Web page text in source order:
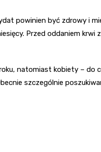
powinien być zdrowy i
Przed oddaniem krwi
natomiast kobiety – do
szczególnie